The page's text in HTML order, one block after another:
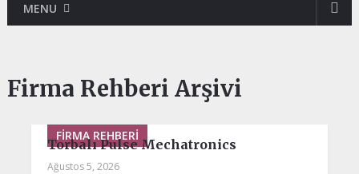
MENU
Firma Rehberi Arşivi
FIRMA REHBERI
Torbalı Pulse Mechatronics
Ağustos 5, 2026